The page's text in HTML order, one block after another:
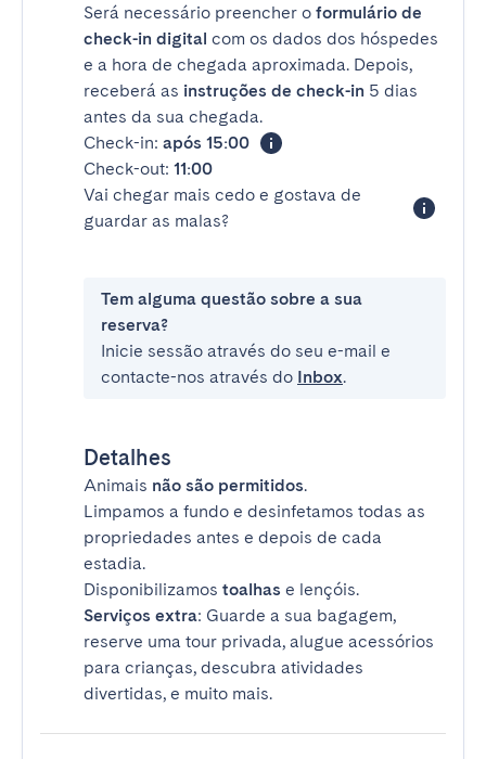
Será necessário preencher o formulário de
check-in digital com os dados dos hóspedes
e a hora de chegada aproximada. Depois,
receberá as instruções de check-in 5 dias
antes da sua chegada.
Check-in: após 15:00
Check-out: 11:00
Vai chegar mais cedo e gostava de
guardar as malas?
Tem alguma questão sobre a sua
reserva?
Inicie sessão através do seu e-mail e
contacte-nos através do Inbox.
Detalhes
Animais não são permitidos.
Limpamos a fundo e desinfetamos todas as
propriedades antes e depois de cada
estadia.
Disponibilizamos toalhas e lençóis.
Serviços extra: Guarde a sua bagagem,
reserve uma tour privada, alugue acessórios
para crianças, descubra atividades
divertidas, e muito mais.